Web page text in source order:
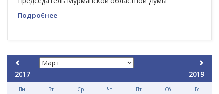
Подробнее
2017 2019
Пн Вт Ср Чт Пт Сб Вс